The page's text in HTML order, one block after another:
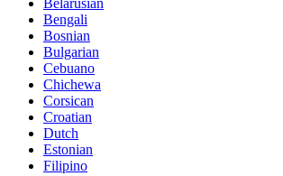
Belarusian
Bengali
Bosnian
Bulgarian
Cebuano
Chichewa
Corsican
Croatian
Dutch
Estonian
Filipino